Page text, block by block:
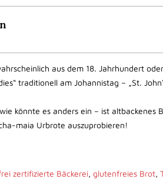
aus dem 18. Jahrhundert
traditionell am Johannistag – „St.
könnte es anders ein – ist altbackenes
maia Urbrote auszuprobieren!
zertifizierte Bäckerei,glutenfreies Brot,